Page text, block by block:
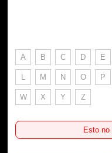
A B C D E
L M N O P
W X Y Z
Esto no